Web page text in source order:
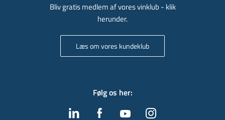
Bliv gratis medlem af vores vinklub - klik
herunder.
Læs om vores kundeklub
Følg os her: